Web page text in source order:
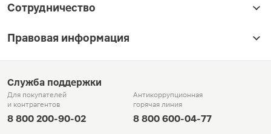
Сотрудничество
Правовая информация
Служба поддержки
Для покупателей
и контрагентов
8 800 200-90-02
Антикоррупционная
горячая линия
8 800 600-04-77